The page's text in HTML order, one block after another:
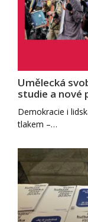
Umělecká
studie a nové
Demokracie i
tlakem –…